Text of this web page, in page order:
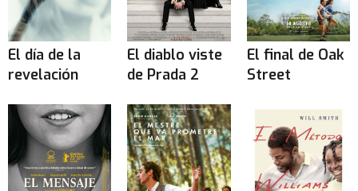
El día de la
revelación
El diablo viste
de Prada 2
El final de Oak
Street